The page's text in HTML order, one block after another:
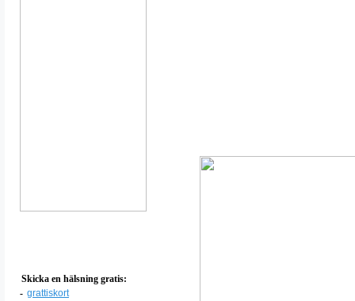
Skicka en hälsning gratis:
- grattiskort